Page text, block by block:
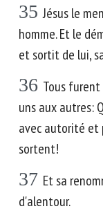
35 Jésus le
homme. Et le
et sortit de lui,
36 Tous
uns aux autres:
avec autorité et
sortent!
37 Et sa
d'alentour.